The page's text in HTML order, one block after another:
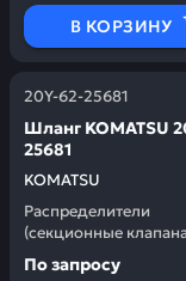
В КОРЗИНУ
20Y-62-25681
KOMATSU
Шланг KOMATSU
25681
Распределители
(секционные
Заказывая
По запросу